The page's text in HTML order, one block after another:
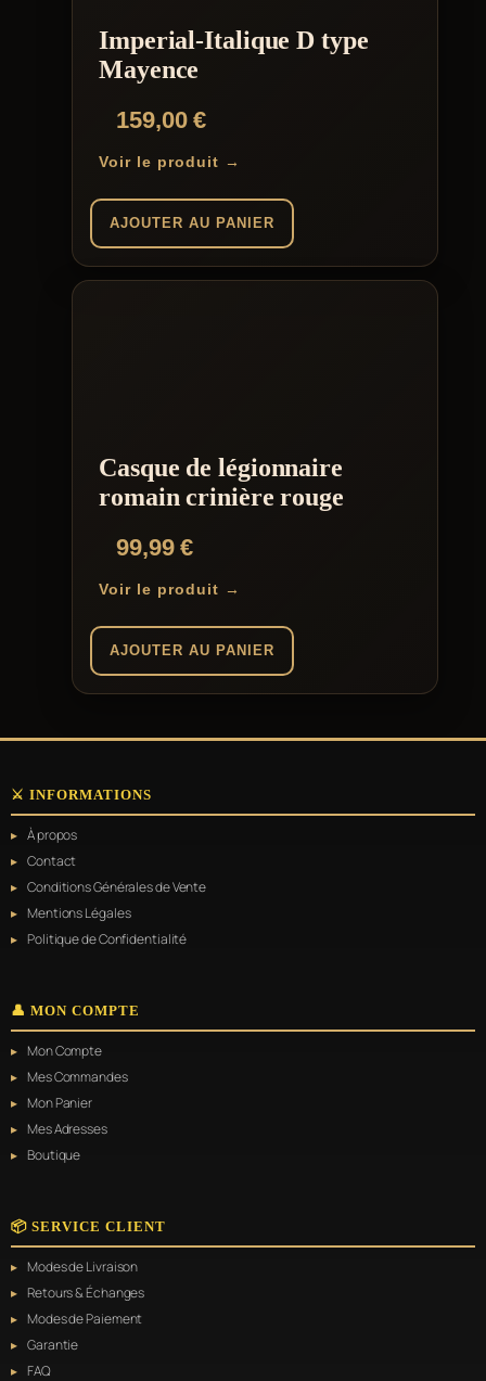
page
Imperial-Italique D type
Mayence
159,00€
Voir le produit →
AJOUTER AU PANIER
Casque de légionnaire
romain crinière rouge
99,99€
Voir le produit →
AJOUTER AU PANIER
⚔️ INFORMATIONS
À propos
Contact
Conditions Générales de Vente
Mentions Légales
Politique de Confidentialité
👤 MON COMPTE
Mon Compte
Mes Commandes
Mon Panier
Mes Adresses
Boutique
📦 SERVICE CLIENT
Modes de Livraison
Retours & Échanges
Modes de Paiement
Garantie
FAQ